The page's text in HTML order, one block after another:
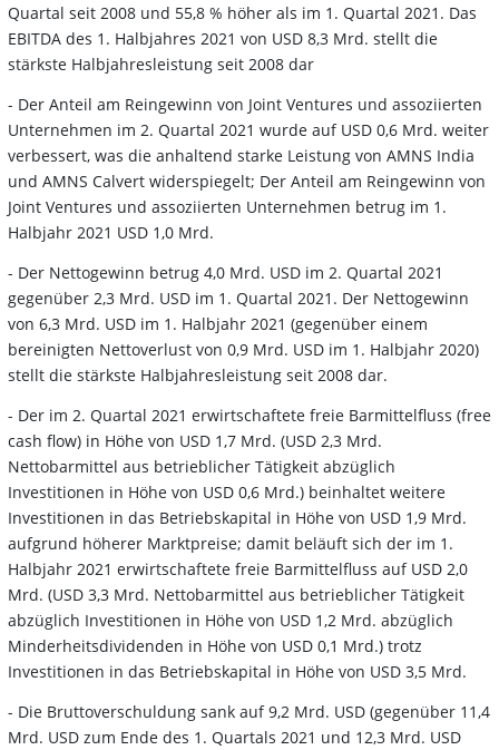
Quartal seit 2008 und 55,8 % höher als im 1. Quartal 2021. Das
EBITDA des 1. Halbjahres 2021 von USD 8,3 Mrd. stellt die
stärkste Halbjahresleistung seit 2008 dar
- Der Anteil am Reingewinn von Joint Ventures und assoziierten
Unternehmen im 2. Quartal 2021 wurde auf USD 0,6 Mrd. weiter
verbessert, was die anhaltend starke Leistung von AMNS India
und AMNS Calvert widerspiegelt; Der Anteil am Reingewinn von
Joint Ventures und assoziierten Unternehmen betrug im 1.
Halbjahr 2021 USD 1,0 Mrd.
- Der Nettogewinn betrug 4,0 Mrd. USD im 2. Quartal 2021
gegenüber 2,3 Mrd. USD im 1. Quartal 2021. Der Nettogewinn
von 6,3 Mrd. USD im 1. Halbjahr 2021 (gegenüber einem
bereinigten Nettoverlust von 0,9 Mrd. USD im 1. Halbjahr 2020)
stellt die stärkste Halbjahresleistung seit 2008 dar.
- Der im 2. Quartal 2021 erwirtschaftete freie Barmittelfluss (free
cash flow) in Höhe von USD 1,7 Mrd. (USD 2,3 Mrd.
Nettobarmittel aus betrieblicher Tätigkeit abzüglich
Investitionen in Höhe von USD 0,6 Mrd.) beinhaltet weitere
Investitionen in das Betriebskapital in Höhe von USD 1,9 Mrd.
aufgrund höherer Marktpreise; damit beläuft sich der im 1.
Halbjahr 2021 erwirtschaftete freie Barmittelfluss auf USD 2,0
Mrd. (USD 3,3 Mrd. Nettobarmittel aus betrieblicher Tätigkeit
abzüglich Investitionen in Höhe von USD 1,2 Mrd. abzüglich
Minderheitsdividenden in Höhe von USD 0,1 Mrd.) trotz
Investitionen in das Betriebskapital in Höhe von USD 3,5 Mrd.
- Die Bruttoverschuldung sank auf 9,2 Mrd. USD (gegenüber 11,4
Mrd. USD zum Ende des 1. Quartals 2021 und 12,3 Mrd. USD